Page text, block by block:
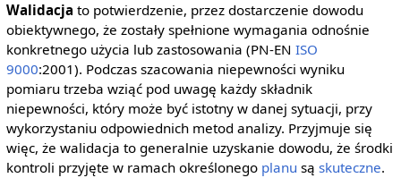
Walidacja to potwierdzenie, przez dostarczenie dowodu
obiektywnego, że zostały spełnione wymagania odnośnie
konkretnego użycia lub zastosowania (PN-EN ISO
9000:2001). Podczas szacowania niepewności wyniku
pomiaru trzeba wziąć pod uwagę każdy składnik
niepewności, który może być istotny w danej sytuacji, przy
wykorzystaniu odpowiednich metod analizy. Przyjmuje się
więc, że walidacja to generalnie uzyskanie dowodu, że środki
kontroli przyjęte w ramach określonego planu są skuteczne.